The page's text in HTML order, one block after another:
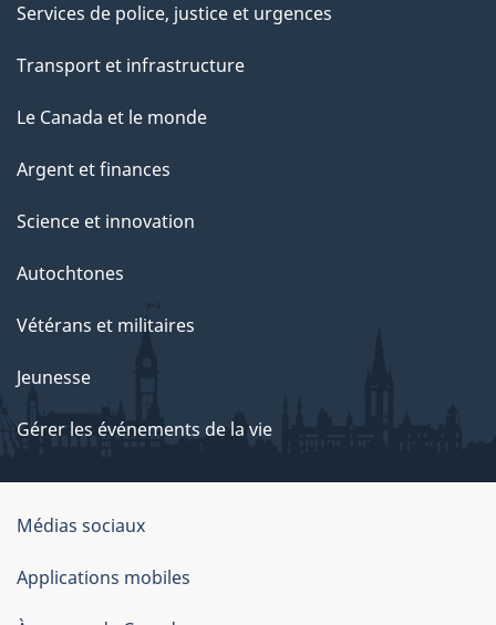
Services de police, justice et urgences
Transport et infrastructure
Le Canada et le monde
Argent et finances
Science et innovation
Autochtones
Vétérans et militaires
Jeunesse
Gérer les événements de la vie
Organisation
du
gouvernement
Médias sociaux
Applications mobiles